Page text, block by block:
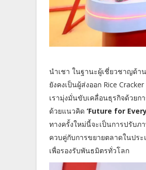
นำเชา ในฐานะผู้เชี่ยวชาญด้า
ยังคงเป็นผู้ส่งออก Rice
เรามุ่งมั่นขับเคลื่อนธุรกิจด้วย
ด้วยแนวคิด ‘Future for
ทางครั้งใหม่นี้จะเป็นการปรับ
ควบคู่กับการขยายตลาดในประ
เพื่อรองรับพันธมิตรทั่วโลก